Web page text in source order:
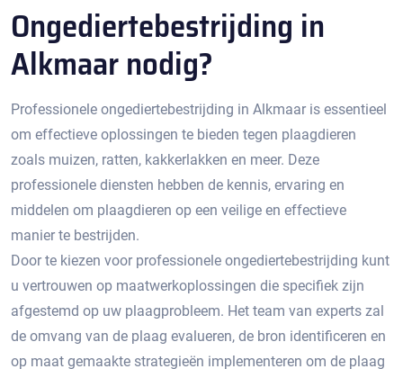
Ongediertebestrijding in
Alkmaar nodig?
Professionele ongediertebestrijding in Alkmaar is essentieel
om effectieve oplossingen te bieden tegen plaagdieren
zoals muizen, ratten, kakkerlakken en meer.​ Deze
professionele diensten hebben de kennis, ervaring en
middelen om plaagdieren op een veilige en effectieve
manier te bestrijden.​
Door te kiezen voor professionele ongediertebestrijding kunt
u vertrouwen op maatwerkoplossingen die specifiek zijn
afgestemd op uw plaagprobleem.​ Het team van experts zal
de omvang van de plaag evalueren, de bron identificeren en
op maat gemaakte strategieën implementeren om de plaag